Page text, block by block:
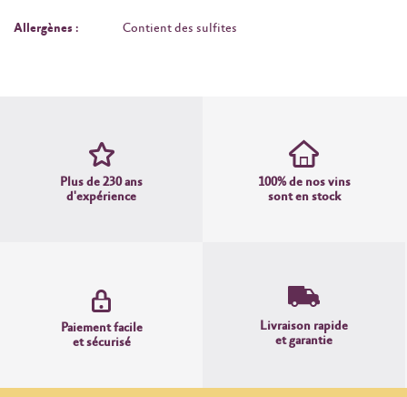
Allergènes : Contient des sulfites
Plus de 230 ans
d'expérience
100% de nos vins
sont en stock
Paiement facile
et sécurisé
Livraison rapide
et garantie